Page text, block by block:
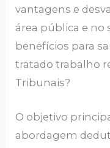
vantagens e
área pública e no
benefícios para
tratado trabalho
Tribunais?
O objetivo
abordagem